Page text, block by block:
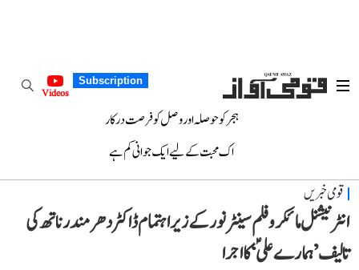
Subscription
Videos
ہجر کو حوصلہ اور وصل کو فرصت درکار
اک محبت کے لیے ایک جوانی کم ہے
قومی خبریں
انٹرنیشنل مائکرو فلم سینٹر نور کے زیراہتمام ڈاکٹر دھرمندر ناتھ کی
تالیف ’ہمارے علیؑ‘ کا اجرا